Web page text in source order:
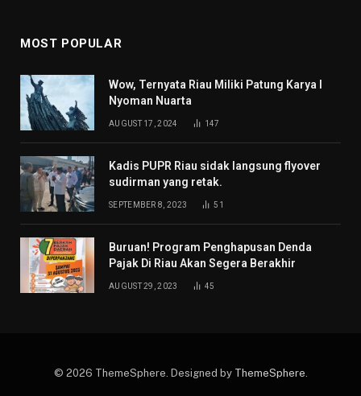
MOST POPULAR
Wow, Ternyata Riau Miliki Patung Karya I
Nyoman Nuarta
AUGUST 17, 2024 147
Kadis PUPR Riau sidak langsung flyover
sudirman yang retak.
SEPTEMBER 8, 2023 51
Buruan! Program Penghapusan Denda
Pajak Di Riau Akan Segera Berakhir
AUGUST 29, 2023 45
© 2026 ThemeSphere. Designed by ThemeSphere.